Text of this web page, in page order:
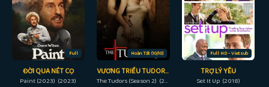
Full
ĐỜI QUA NÉT CỌ
Paint (2023) (2023)
Hoàn Tất (10/10)
VƯƠNG TRIỀU TUDORS (PHẦN 2)
The Tudors (Season 2) (2008)
Full HD - Vietsub
TRỢ LÝ YÊU
Set It Up (2018)